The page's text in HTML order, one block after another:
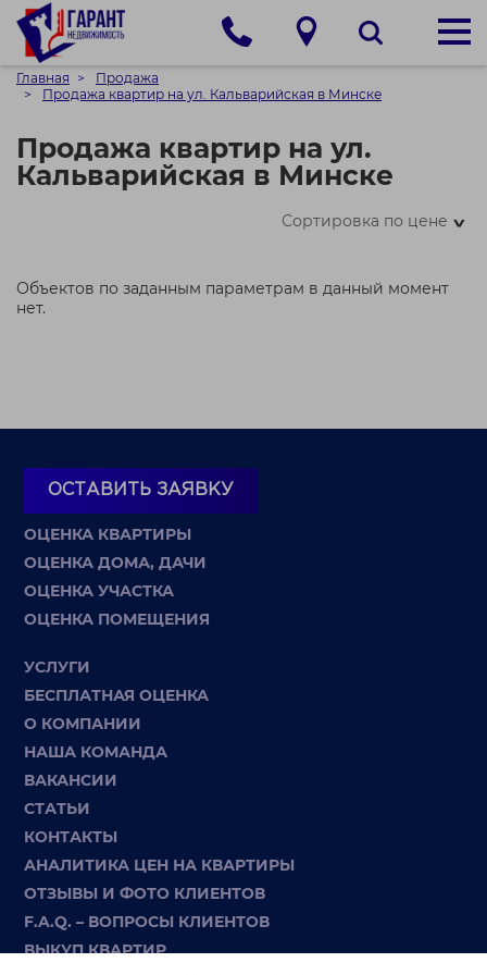
Главная
Продажа
Продажа квартир на ул. Кальварийская в Минске
Продажа квартир на ул.
Кальварийская в Минске
Сортировка по цене>
Объектов по заданным параметрам в данный момент
нет.
ОСТАВИТЬ ЗАЯВКУ
ОЦЕНКА КВАРТИРЫ
ОЦЕНКА ДОМА, ДАЧИ
ОЦЕНКА УЧАСТКА
ОЦЕНКА ПОМЕЩЕНИЯ
УСЛУГИ
БЕСПЛАТНАЯ ОЦЕНКА
О КОМПАНИИ
НАША КОМАНДА
ВАКАНСИИ
СТАТЬИ
КОНТАКТЫ
АНАЛИТИКА ЦЕН НА КВАРТИРЫ
ОТЗЫВЫ И ФОТО КЛИЕНТОВ
F.A.Q. – ВОПРОСЫ КЛИЕНТОВ
ВЫКУП КВАРТИР